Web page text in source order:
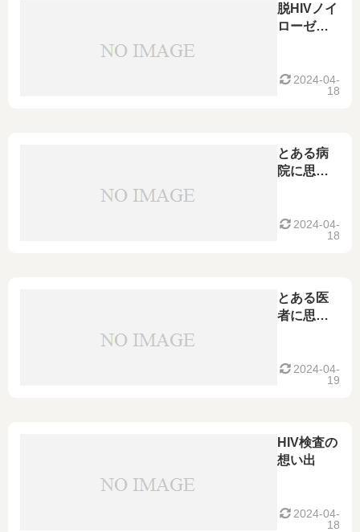
脱HIVノイ
ローゼ～
ゃないか
と不安な
～
2024-04-
18
とある病
院に思う
２～2024-04-
18
とある医
者に思う
１～2024-04-
19
HIV検査の
想い出
2024-04-
18